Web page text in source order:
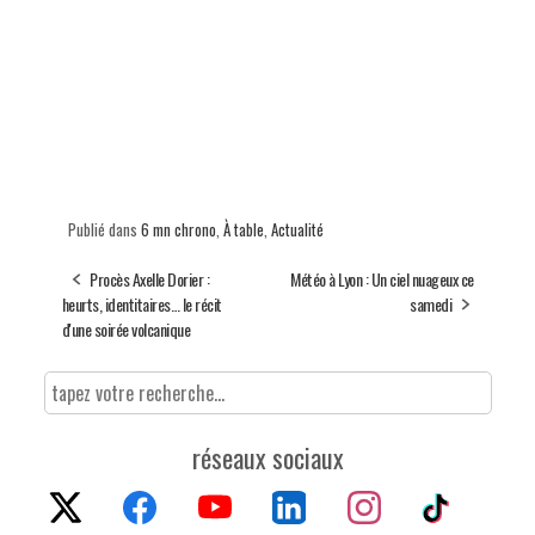
Publié dans 6 mn chrono, À table, Actualité
Procès Axelle Dorier :
heurts, identitaires… le récit
d'une soirée volcanique
Météo à Lyon : Un ciel nuageux ce
samedi
réseaux sociaux